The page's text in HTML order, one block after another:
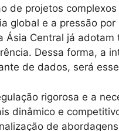
de projetos
global e a pressão
Ásia Central já
Dessa forma, a
de dados, será
rigorosa e a
dinâmico e
de